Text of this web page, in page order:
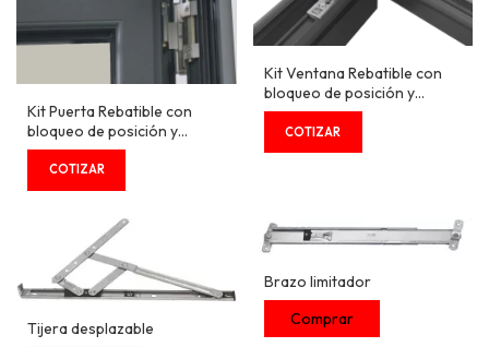
Kit Puerta Rebatible con
bloqueo de posición y
bisagra expuesta - Serie
EVO
Kit Ventana Rebatible con
bloqueo de posición y
bisagra oculta - Serie EVO
Tijera desplazable
Brazo limitador